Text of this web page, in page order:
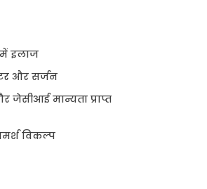
इलाज
और सर्जन
जेसीआई मान्यता प्राप्त
विकल्प